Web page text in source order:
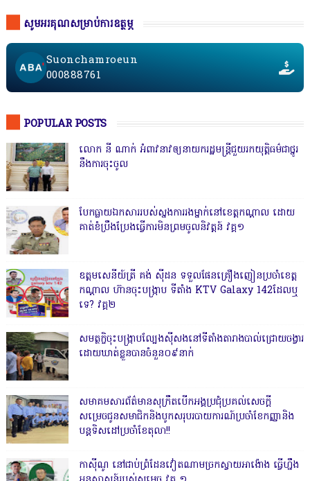
សូមអរគុណសម្រាប់ការឧត្ថម្ភ
Suonchamroeun
000888761
POPULAR POSTS
លោក នី ណាក់ អំពាវនាវឲ្យនាយករដ្ឋមន្ត្រីជួយរកយុត្តិធម៌ជាថ្នូរ
នឹងការចុះចូល
បែកធ្លាយឯកសាររបស់ស្នងការរងម្នាក់នៅខេត្តកណ្ដាល ដោយ
គាត់ខំប្រឹងប្រែងធ្វើការមិនព្រមចូលនិវត្តន៍ វគ្គ១
ឧត្តមសេនីយ៍ត្រី គង់ ស៊ីដន ទទួលផែនគ្រឿងញៀនប្រចាំខេត្ត
កណ្តាល ហ៊ានចុះបង្ក្រាប ទីតាំង KTV Galaxy 142ដែលឬ
ទេ? វគ្គ២
សមត្ថកិ្ចចុះបង្ក្រាបល្បែងស៊ីសងនៅទីតាំងតារាងបាល់ជ្រោយចង្វារ
ដោយឃាត់ខ្លួនបានចំនួន០៩នាក់
សមាគមសារព័ត៌មានសុក្រឹតបើកអង្គប្រជុំប្រគល់សេចក្តី
សម្រេចជូនសមាជិកនិងបូកសរុបរបាយការណ៍ប្រចាំខែកញ្ញានិង
បន្តទិសដៅប្រចាំខែតុលា!!
កាសុីណូ នៅជាប់ព្រំដែនវៀតណាមច្រកស្វាយអាង៉ោង ធ្វើហ្នឹង